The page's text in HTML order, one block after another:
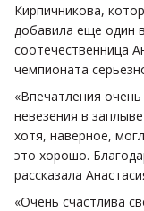
Кирпичникова,
добавила еще один
соотечественница
чемпионата
«Впечатления
невезения в
хотя, наверное,
это хорошо.
рассказала
«Очень счастлива